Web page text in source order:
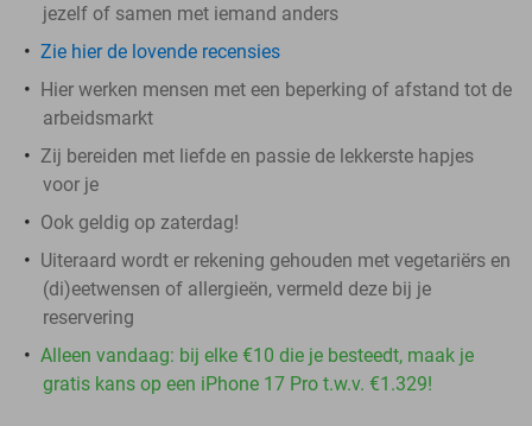
jezelf of samen met iemand anders
Zie hier de lovende recensies
Hier werken mensen met een beperking of afstand tot de
arbeidsmarkt
Zij bereiden met liefde en passie de lekkerste hapjes
voor je
Ook geldig op zaterdag!
Uiteraard wordt er rekening gehouden met vegetariërs en
(di)eetwensen of allergieën, vermeld deze bij je
reservering
Alleen vandaag: bij elke €10 die je besteedt, maak je
gratis kans op een iPhone 17 Pro t.w.v. €1.329!